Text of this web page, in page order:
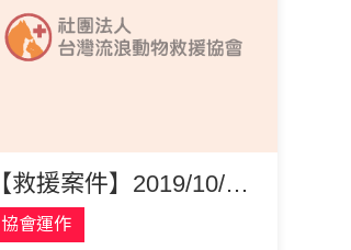
【救援案件】2019/10/15 活潑好動的小幼犬平平
協會運作